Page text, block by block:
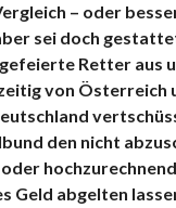
– oder
sei doch
Retter aus
von Österreich
den nicht
Geld abgelten